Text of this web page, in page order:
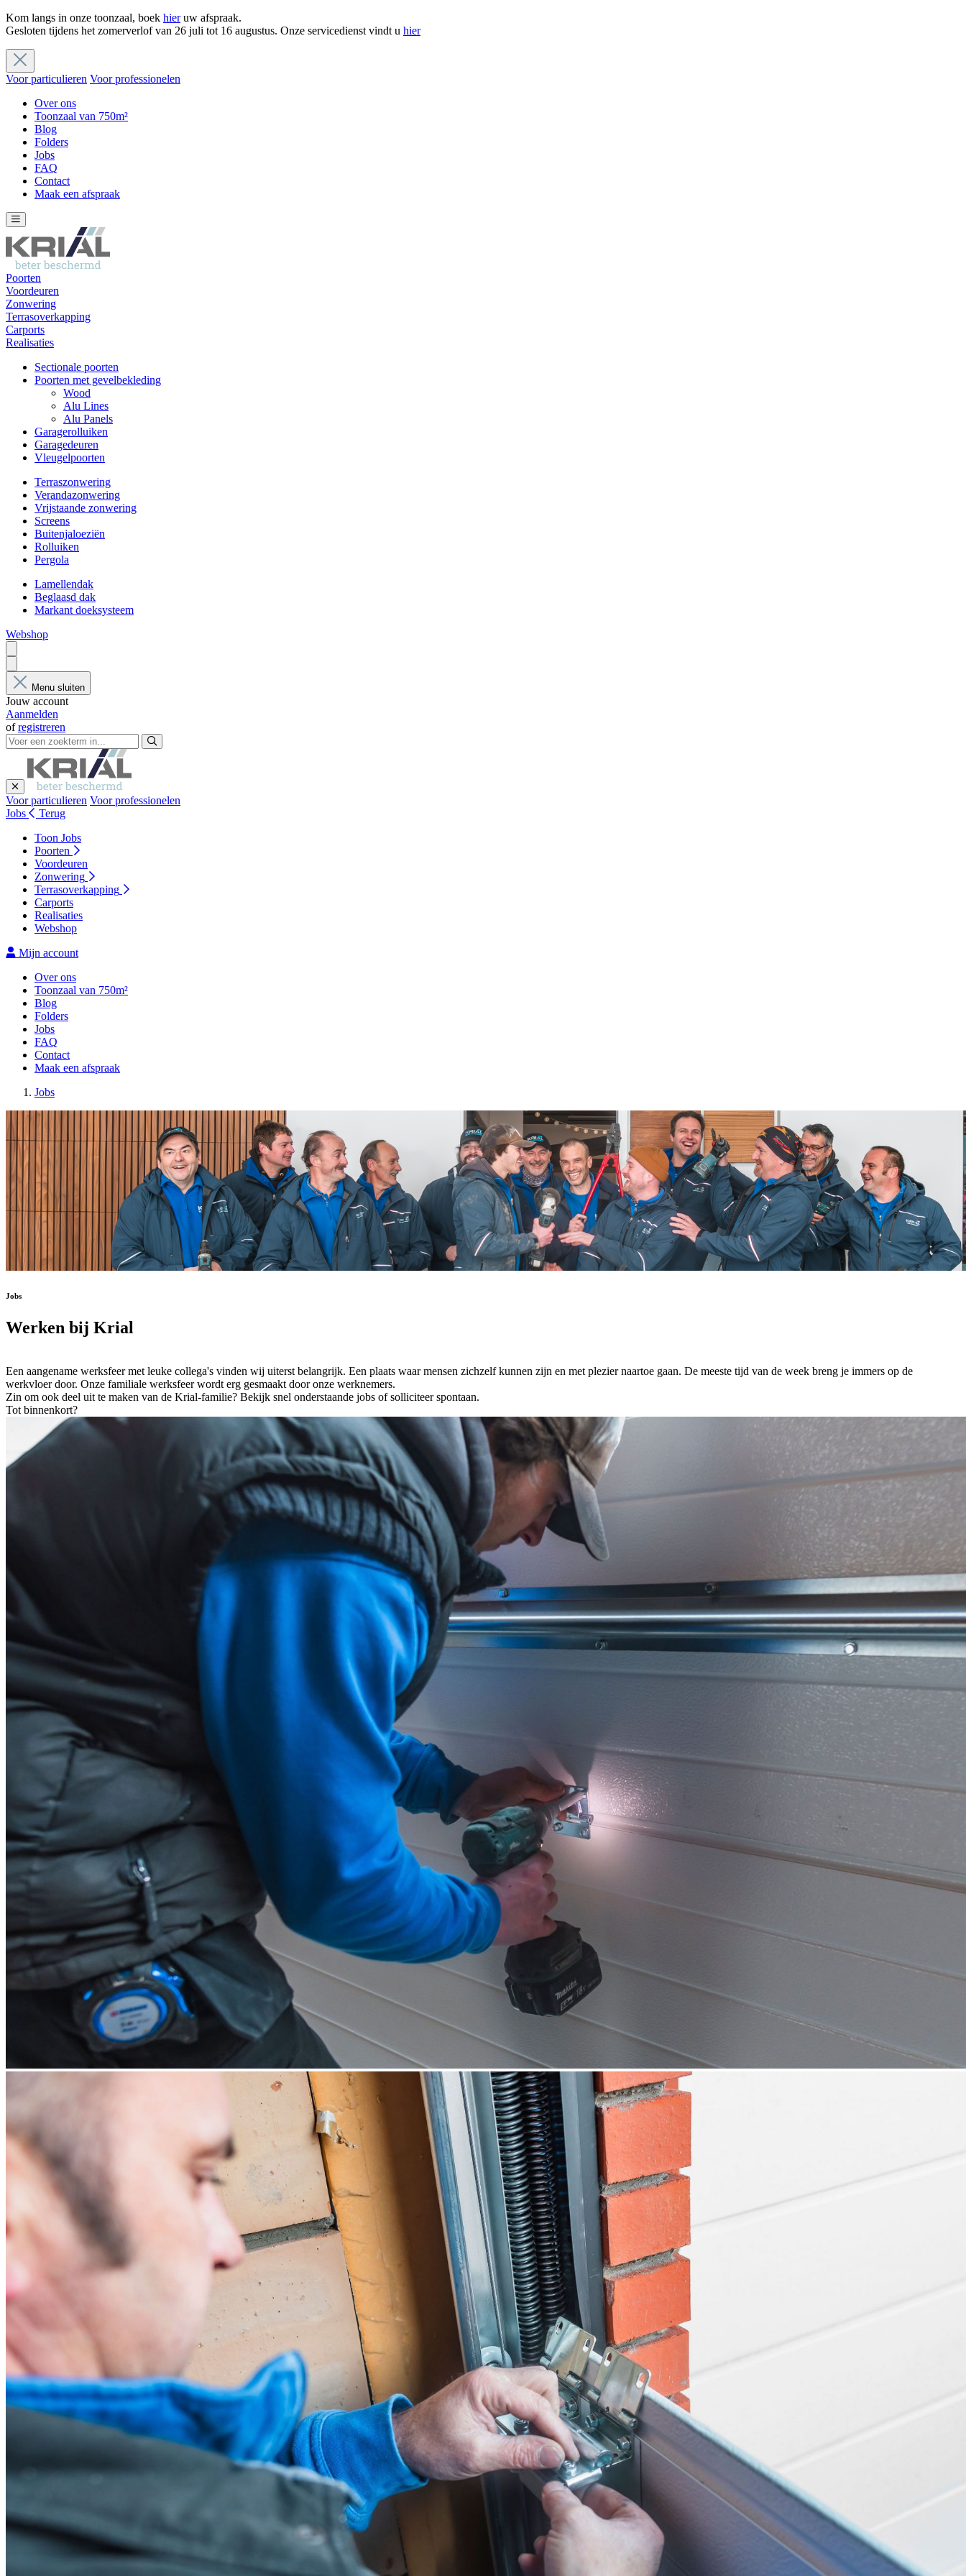
Kom langs in onze toonzaal, boek hieruw afspraak.
Gesloten tijdens het zomerverlof van 26 juli tot 16 augustus. Onze servicedienst vindt u hier
Voor particulieren Voor professionelen
Over ons
Toonzaal van 750m²
Blog
Folders
Jobs
FAQ
Contact
Maak een afspraak
Poorten
Voordeuren
Zonwering
Terrasoverkapping
Carports
Realisaties
Sectionale poorten
Poorten met gevelbekleding
Wood
Alu Lines
Alu Panels
Garagerolluiken
Garagedeuren
Vleugelpoorten
Terraszonwering
Verandazonwering
Vrijstaande zonwering
Screens
Buitenjaloeziën
Rolluiken
Pergola
Lamellendak
Beglaasd dak
Markant doeksysteem
Webshop
Menu sluiten
Jouw account
Aanmelden
ofregistreren
Voor particulieren Voor professionelen
Jobs
Terug
Toon Jobs
Poorten
Voordeuren
Zonwering
Terrasoverkapping
Carports
Realisaties
Webshop
Mijn account
Over ons
Toonzaal van 750m²
Blog
Folders
Jobs
FAQ
Contact
Maak een afspraak
Jobs
Jobs
Werken bij Krial
Een aangename werksfeer met leuke collega's vinden wij uiterst belangrijk. Een plaats waar mensen zichzelf kunnen zijn en met plezier naartoe gaan. De meeste tijd van de week breng je immers op de
werkvloer door. Onze familiale werksfeer wordt erg gesmaakt door onze werknemers.
Zin om ook deel uit te maken van de Krial-familie? Bekijk snel onderstaande jobs of solliciteer spontaan.
Tot binnenkort?